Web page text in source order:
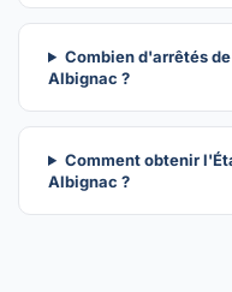
Combien d'arrêtés
Albignac ?
Comment obtenir
Albignac ?